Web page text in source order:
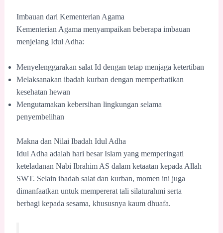
Imbauan dari Kementerian Agama
Kementerian Agama menyampaikan beberapa imbauan
menjelang Idul Adha:
Menyelenggarakan salat Id dengan tetap menjaga ketertiban
Melaksanakan ibadah kurban dengan memperhatikan
kesehatan hewan
Mengutamakan kebersihan lingkungan selama
penyembelihan
Makna dan Nilai Ibadah Idul Adha
Idul Adha adalah hari besar Islam yang memperingati
keteladanan Nabi Ibrahim AS dalam ketaatan kepada Allah
SWT. Selain ibadah salat dan kurban, momen ini juga
dimanfaatkan untuk mempererat tali silaturahmi serta
berbagi kepada sesama, khususnya kaum dhuafa.